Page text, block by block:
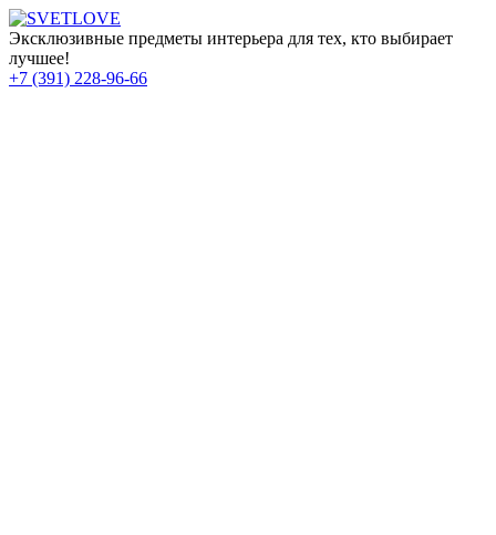
Эксклюзивные предметы интерьера для тех, кто выбирает
лучшее!
+7 (391) 228-96-66